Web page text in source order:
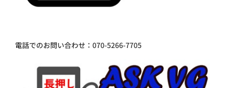
電話でのお問い合わせ：070-5266-7705